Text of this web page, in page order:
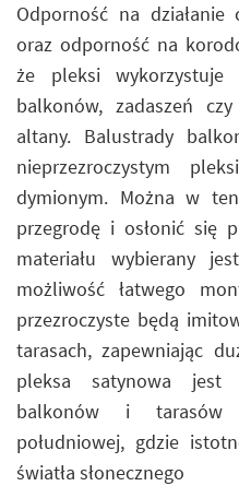
Odporność na działanie
oraz odporność na
że pleksi
balkonów, zadaszeń
altany. Balustrady
nieprzezroczystym
dymionym. Można w
przegrodę i osłonić się
materiału wybierany
możliwość łatwego
przezroczyste będą
tarasach, zapewniając
pleksa satynowa jest
balkonów i tarasów
południowej, gdzie
światła słonecznego